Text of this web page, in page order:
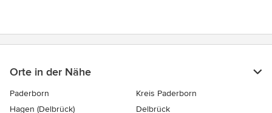
Orte in der Nähe
Paderborn
Kreis Paderborn
Hagen (Delbrück)
Delbrück